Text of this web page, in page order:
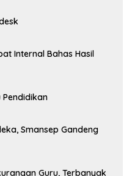
Internal Bahas Hasil
Pendidikan
Smansep Gandeng
Guru, Terbanyak